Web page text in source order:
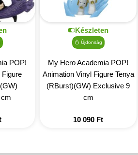
POP!
Figure
Készleten
Újdonság
My Hero Academia POP!
Animation Vinyl Figure Tenya
(RBurst)(GW) Exclusive 9
cm
10 090 Ft